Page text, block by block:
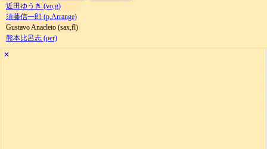
近田ゆうき (vo,g)
須藤信一郎 (p,Arrange)
Gustavo Anacleto (sax,fl)
熊本比呂志 (per)
✕